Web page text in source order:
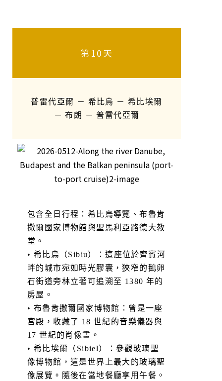
第10天
普雷代亞爾 － 希比烏 － 希比埃爾
－ 布朗 － 普雷代亞爾
包含全日行程：希比烏導覽、布魯肯
撒爾國家博物館與聖馬利亞路德大教
堂。
• 希比烏（Sibiu）：這座位於齊賓河
畔的城市宛如時光膠囊，狹窄的鵝卵
石街道旁林立著可追溯至 1380 年的
房屋。
• 布魯肯撒爾國家博物館：曾是一座
宮殿，收藏了 18 世紀的音樂儀器與
17 世紀的肖像畫。
• 希比埃爾（Sibiel）：參觀玻璃聖
像博物館，這是世界上最大的玻璃聖
像展覽。隨後在當地餐廳享用午餐。